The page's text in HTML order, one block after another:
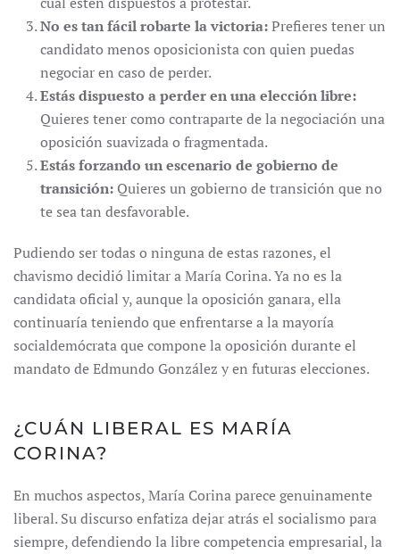
No es tan fácil robarte la victoria:Prefieres tener un
candidato menos oposicionista con quien puedas
negociar en caso de perder.
Estás dispuesto a perder en una elección libre:
Quieres tener como contraparte de la negociación una
oposición suavizada o fragmentada.
Estás forzando un escenario de gobierno de
transición: Quieres un gobierno de transición que no
te sea tan desfavorable.
Pudiendo ser todas o ninguna de estas razones, el
chavismo decidió limitar a María Corina. Ya no es la
candidata oficial y, aunque la oposición ganara, ella
continuaría teniendo que enfrentarse a la mayoría
socialdemócrata que compone la oposición durante el
mandato de Edmundo González y en futuras elecciones.
¿CUÁN LIBERAL ES MARÍA
CORINA?
En muchos aspectos, María Corina parece genuinamente
liberal. Su discurso enfatiza dejar atrás el socialismo para
siempre, defendiendo la libre competencia empresarial, la